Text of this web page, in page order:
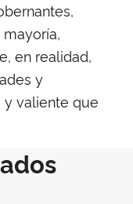
en realidad,
y
y valiente que